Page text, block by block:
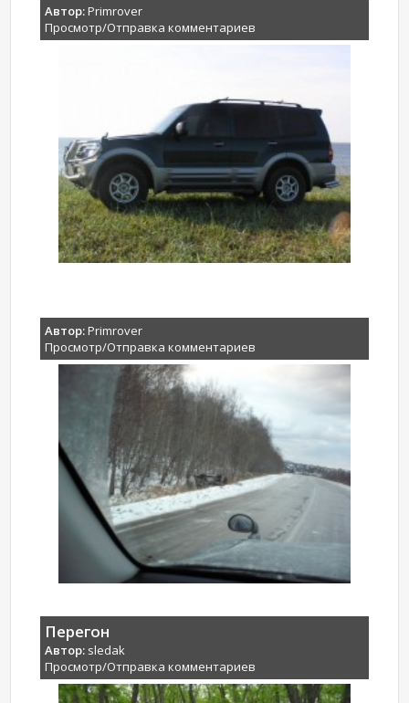
Автор:Primrover
Просмотр/Отправка комментариев
Автор:Primrover
Просмотр/Отправка комментариев
Перегон
Автор: sledak
Просмотр/Отправка комментариев